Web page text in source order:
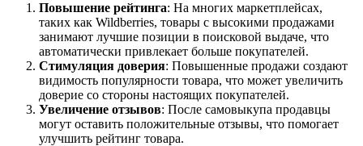
Повышение рейтинга: На многих маркетплейсах,
таких как Wildberries, товары с высокими продажами
занимают лучшие позиции в поисковой выдаче, что
автоматически привлекает больше покупателей.
Стимуляция доверия: Повышенные продажи создают
видимость популярности товара, что может увеличить
доверие со стороны настоящих покупателей.
Увеличение отзывов: После самовыкупа продавцы
могут оставить положительные отзывы, что помогает
улучшить рейтинг товара.